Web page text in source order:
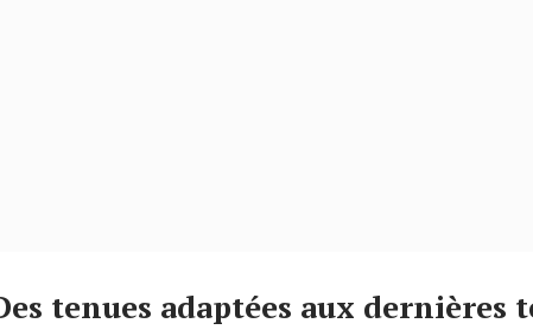
Des tenues adaptées aux